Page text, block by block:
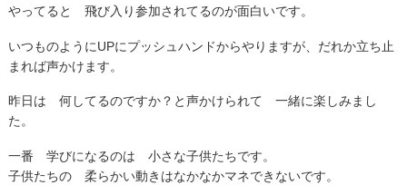
やってると 飛び入り参加されてるのが面白いです。
いつものようにUPにプッシュハンドからやりますが、だれか立ち止
まれば声かけます。
昨日は 何してるのですか？と声かけられて 一緒に楽しみまし
た。
一番 学びになるのは 小さな子供たちです。
子供たちの 柔らかい動きはなかなかマネできないです。